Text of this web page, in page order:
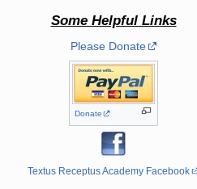
Some Helpful Links
Please Donate
Donate
Textus Receptus Academy Facebook